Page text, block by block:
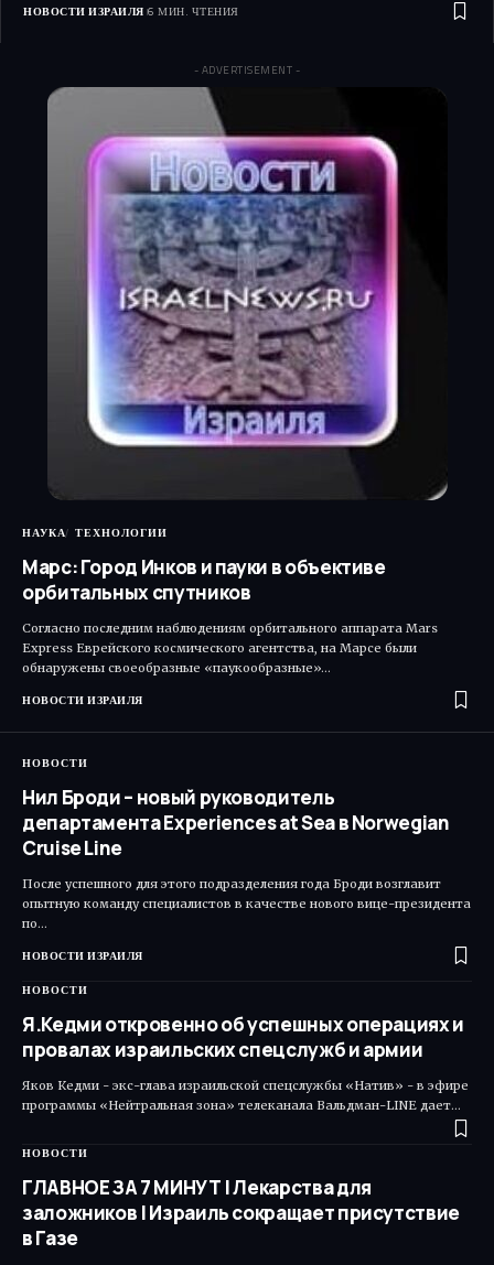
НОВОСТИ ИЗРАИЛЯ 6 МИН. ЧТЕНИЯ
- ADVERTISEMENT -
НАУКА ТЕХНОЛОГИИ
Марс: Город Инков и пауки в объективе
орбитальных спутников
Согласно последним наблюдениям орбитального аппарата Mars
Express Еврейского космического агентства, на Марсе были
обнаружены своеобразные «паукообразные»…
НОВОСТИ ИЗРАИЛЯ
НОВОСТИ
Нил Броди – новый руководитель
департамента Experiences at Sea в Norwegian
Cruise Line
После успешного для этого подразделения года Броди возглавит
опытную команду специалистов в качестве нового вице-президента
по…
НОВОСТИ ИЗРАИЛЯ
НОВОСТИ
Я.Кедми откровенно об успешных операциях и
провалах израильских спецслужб и армии
Яков Кедми - экс-глава израильской спецслужбы «Натив» - в эфире
программы «Нейтральная зона» телеканала Вальдман-LINE дает…
НОВОСТИ
ГЛАВНОЕ ЗА 7 МИНУТ | Лекарства для
заложников | Израиль сокращает присутствие
в Газе